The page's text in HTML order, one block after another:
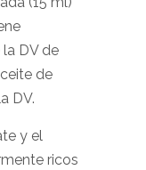
DV de
de
DV.
y el
ricos